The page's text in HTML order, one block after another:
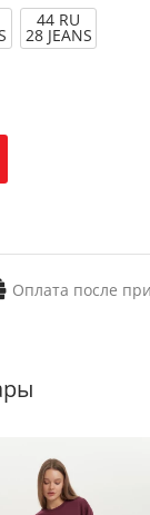
44 RU
28 JEANS
Оплата после